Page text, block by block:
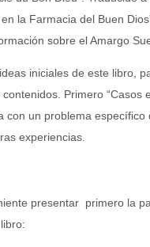
la Farmacia del Buen
sobre el Amargo
iniciales de este libro,
Primero “Casos
con un problema específico
experiencias.
presentar primero la